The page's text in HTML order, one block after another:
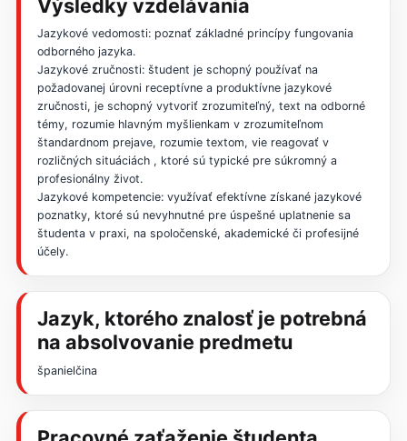
Výsledky vzdelávania
Jazykové vedomosti: poznať základné princípy fungovania
odborného jazyka.
Jazykové zručnosti: študent je schopný používať na
požadovanej úrovni receptívne a produktívne jazykové
zručnosti, je schopný vytvoriť zrozumiteľný, text na odborné
témy, rozumie hlavným myšlienkam v zrozumiteľnom
štandardnom prejave, rozumie textom, vie reagovať v
rozličných situáciách , ktoré sú typické pre súkromný a
profesionálny život.
Jazykové kompetencie: využívať efektívne získané jazykové
poznatky, ktoré sú nevyhnutné pre úspešné uplatnenie sa
študenta v praxi, na spoločenské, akademické či profesijné
účely.
Jazyk, ktorého znalosť je potrebná
na absolvovanie predmetu
španielčina